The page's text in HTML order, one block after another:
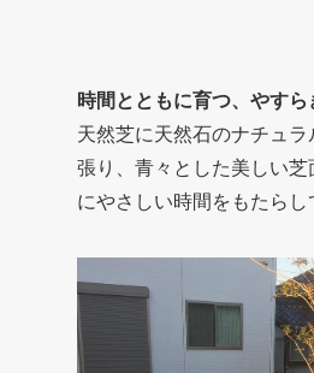
時間とともに育つ、やすら
天然芝に天然石のナチュ
張り、青々とした美しい
にやさしい時間をもたらし